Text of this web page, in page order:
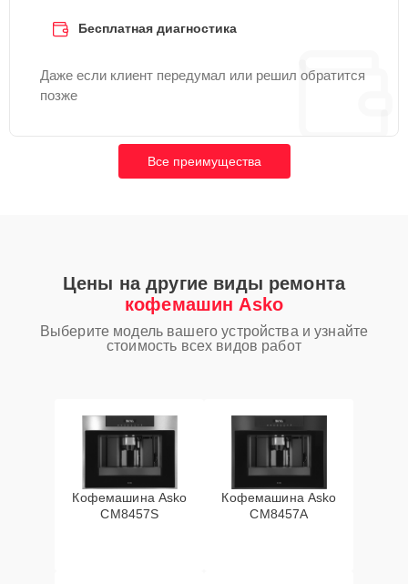
Бесплатная диагностика
Даже если клиент передумал или решил обратится
позже
Все преимущества
Цены на другие виды ремонта
кофемашин Asko
Выберите модель вашего устройства и узнайте
стоимость всех видов работ
Кофемашина Asko
CM8457S
Кофемашина Asko
CM8457A